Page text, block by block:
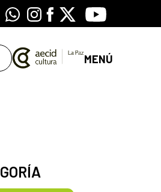
WhatsappInstagram
Facebook
X Youtube
MENÚ